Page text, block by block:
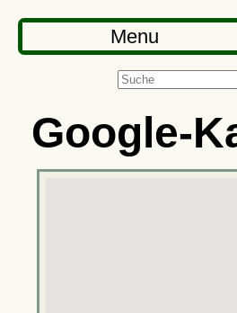
Menu
Google-